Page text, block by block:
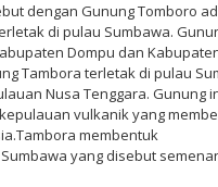
dengan Gunung Tomboro
di pulau Sumbawa.
Dompu dan
Tambora terletak di pulau
Nusa Tenggara. Gunung
vulkanik yang
membentuk
yang disebut